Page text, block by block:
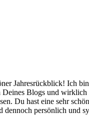
Jahresrückblick! Ich
Deines Blogs und wirklich
Du hast eine sehr
dennoch persönlich und